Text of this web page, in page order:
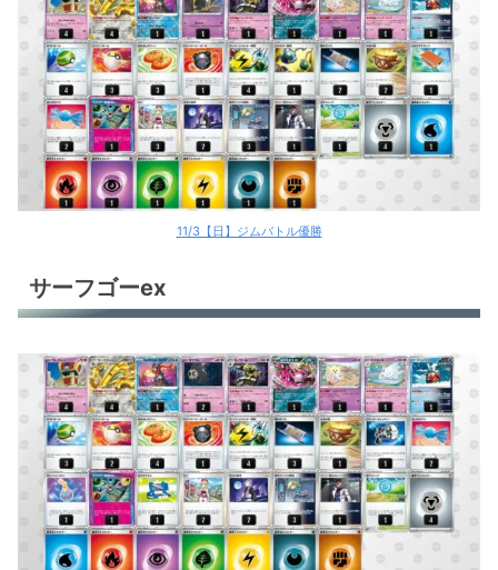
11/3【日】ジムバトル優勝
サーフゴーex